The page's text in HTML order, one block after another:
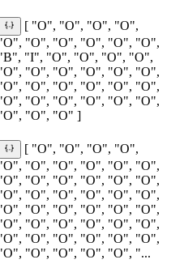
[ "O", "O", "O", "O",
"O", "O", "O", "O", "O",
"I", "O", "O", "O", "O",
"O", "O", "O", "O", "O",
"O", "O", "O", "O", "O",
"O", "O", "O", "O", "O",
"O", "O" ]
[ "O", "O", "O", "O",
"O", "O", "O", "O", "O",
"O", "O", "O", "O", "O",
"O", "O", "O", "O", "O",
"O", "O", "O", "O", "O",
"O", "O", "O", "O", "O",
"O", "O", "O", "O", "O",
"O", "O", "O", "O", "...